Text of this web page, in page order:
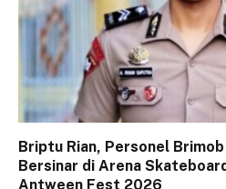
Briptu Rian, Personel
Bersinar di Arena
Antween Fest 2026